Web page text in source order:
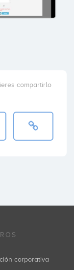
compartirlo
corporativa